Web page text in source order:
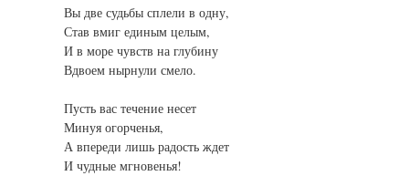
Вы две судьбы сплели в одну,
Став вмиг единым целым,
И в море чувств на глубину
Вдвоем нырнули смело.
Пусть вас течение несет
Минуя огорченья,
А впереди лишь радость ждет
И чудные мгновенья!